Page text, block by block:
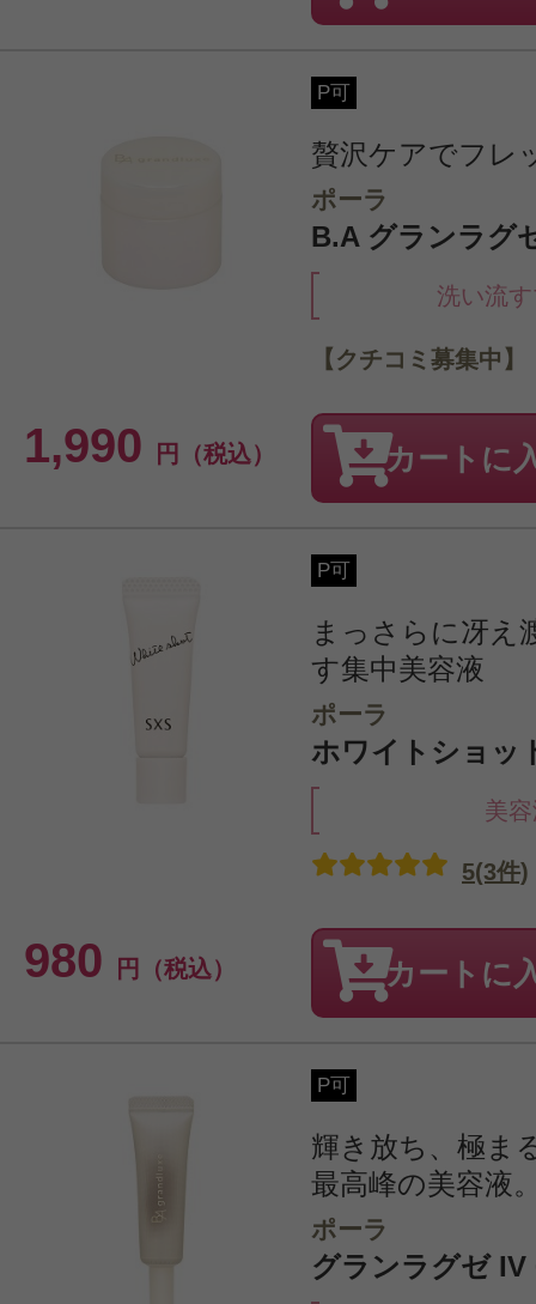
P可
贅沢ケアでフレ
ポーラ
B.A グランラグ
洗い流
1,990 円（税込）
【クチコミ募集中】
カートに
P可
まっさらに冴え
す集中美容液
ポーラ
ホワイトショッ
美
980 円（税込）
5(3件)
カートに
P可
輝き放ち、極ま
最高峰の美容液
ポーラ
グランラグゼ IV